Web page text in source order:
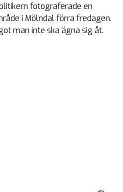
fotograferade en
i Mölndal förra fredagen.
man inte ska ägna sig åt.